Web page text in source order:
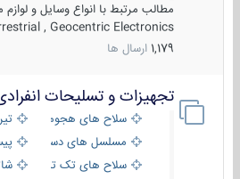
مطالب مرتبط با انواع وسایل و لوازم
, Geocentric Electronics
1,179 ارسال ها
تجهیزات و تسلیحات انفرادی
سلاح های هجومی
مسلسل های دستی
سلاح های تک تیر اندازی